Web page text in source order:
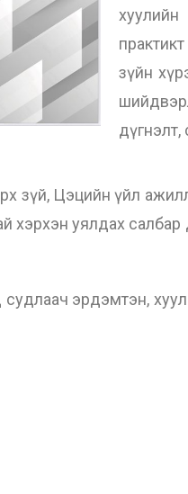
зүйн
дүгнэлт,
зүй, Цэцийн үйл
хэрхэн уялдах
судлаач эрдэмтэн,